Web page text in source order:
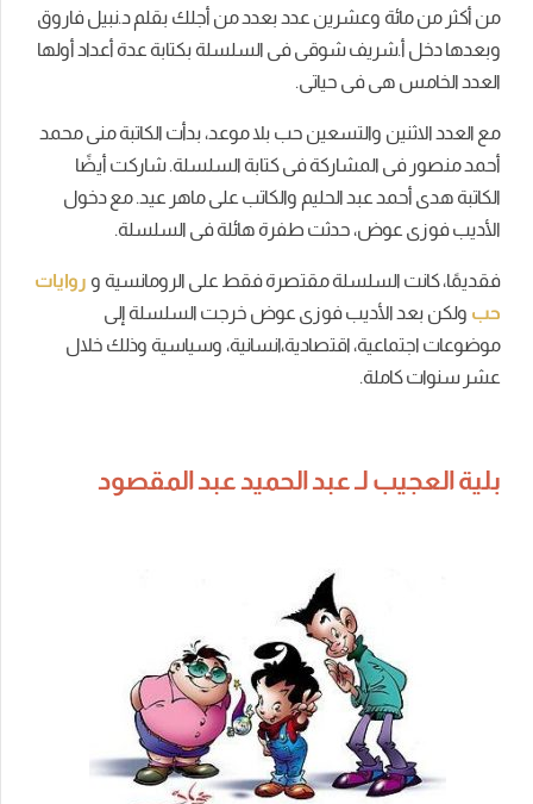
من أكثر من مائة وعشرين عدد بعدد من أجلك بقلم د.نبيل فاروق
وبعدها دخل أ.شريف شوقى فى السلسلة بكتابة عدة أعداد أولها
العدد الخامس هى فى حياتى.
مع العدد الاثنين والتسعين حب بلا موعد، بدأت الكاتبة منى محمد
أحمد منصور فى المشاركة فى كتابة السلسلة. شاركت أيضًا
الكاتبة هدى أحمد عبد الحليم والكاتب على ماهر عيد. مع دخول
الأديب فوزى عوض، حدثت طفرة هائلة فى السلسلة.
فقديمًا، كانت السلسلة مقتصرة فقط على الرومانسية و روايات
حب ولكن بعد الأديب فوزى عوض خرجت السلسلة إلى
موضوعات اجتماعية، اقتصادية،انسانية، وسياسية وذلك خلال
عشر سنوات كاملة.
بلية العجيب لـ عبد الحميد عبد المقصود